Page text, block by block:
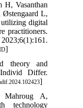
H, Vasanthan
L,
digital
practitioners.
]
theory and
Differ.
]
A,
technology